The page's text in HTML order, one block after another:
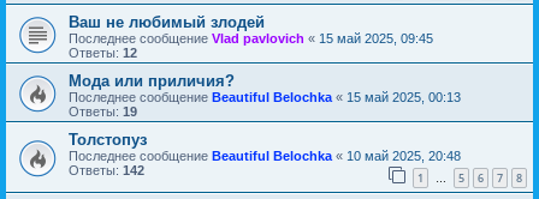
Ваш не любимый злодей
Последнее сообщение Vlad pavlovich « 15 май 2025, 09:45
Ответы: 12
Мода или приличия?
Последнее сообщение Beautiful Belochka « 15 май 2025, 00:13
Ответы: 19
Толстопуз
Последнее сообщение Beautiful Belochka « 10 май 2025, 20:48
Ответы: 142 1 … 5 6 7 8